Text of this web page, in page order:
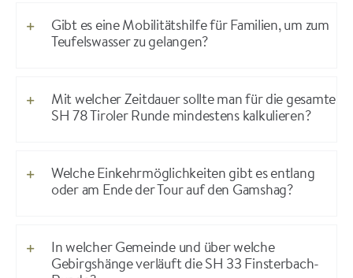
Gibt es eine Mobilitätshilfe für Familien, um zum
Teufelswasser zu gelangen?
Mit welcher Zeitdauer sollte man für die gesamte
SH 78 Tiroler Runde mindestens kalkulieren?
Welche Einkehrmöglichkeiten gibt es entlang
oder am Ende der Tour auf den Gamshag?
In welcher Gemeinde und über welche
Gebirgshänge verläuft die SH 33 Finsterbach-